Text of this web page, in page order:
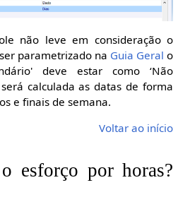
não leve em consideração o
parametrizado na Guia Geral o
deve estar como ‘Não
calculada as datas de forma
e finais de semana.
Voltar ao início
esforço por horas?